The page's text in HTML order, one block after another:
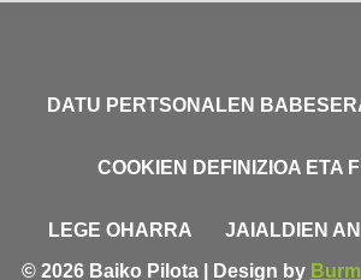
DATU PERTSONALEN
COOKIEN DEFINIZIOA ETA
LEGE OHARRA
JAIALDIEN
© 2026 Baiko Pilota | Design by